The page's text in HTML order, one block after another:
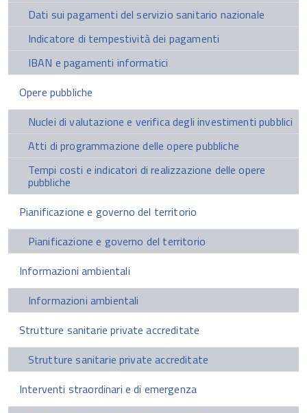
Dati sui pagamenti del servizio sanitario nazionale
Indicatore di tempestività dei pagamenti
IBAN e pagamenti informatici
Opere pubbliche
Nuclei di valutazione e verifica degli investimenti pubblici
Atti di programmazione delle opere pubbliche
Tempi costi e indicatori di realizzazione delle opere
pubbliche
Pianificazione e governo del territorio
Pianificazione e governo del territorio
Informazioni ambientali
Informazioni ambientali
Strutture sanitarie private accreditate
Strutture sanitarie private accreditate
Interventi straordinari e di emergenza